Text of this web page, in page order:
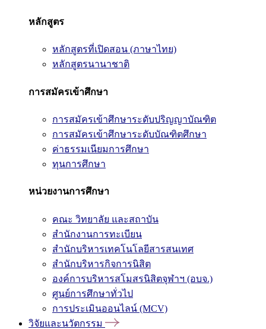
หลักสูตร
หลักสูตรที่เปิดสอน (ภาษาไทย)
หลักสูตรนานาชาติ
การสมัครเข้าศึกษา
การสมัครเข้าศึกษาระดับปริญญาบัณฑิต
การสมัครเข้าศึกษาระดับบัณฑิตศึกษา
ค่าธรรมเนียมการศึกษา
ทุนการศึกษา
หน่วยงานการศึกษา
คณะ วิทยาลัย และสถาบัน
สำนักงานการทะเบียน
สำนักบริหารเทคโนโลยีสารสนเทศ
สำนักบริหารกิจการนิสิต
องค์การบริหารสโมสรนิสิตจุฬาฯ (อบจ.)
ศูนย์การศึกษาทั่วไป
การประเมินออนไลน์ (MCV)
วิจัยและนวัตกรรม